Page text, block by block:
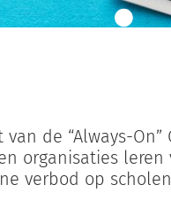
van de “Always-
organisaties leren
verbod op